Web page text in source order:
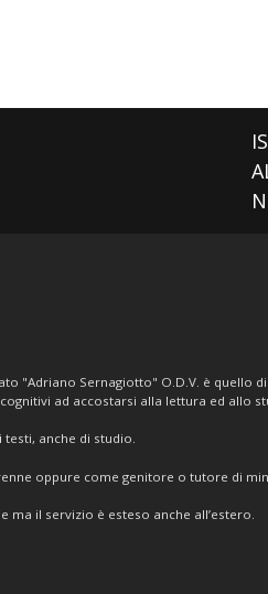
"Adriano Sernagiotto" O.D.V. è quello
ad accostarsi alla lettura ed allo
anche di studio.
oppure come genitore o tutore di
il servizio è esteso anche all’estero.